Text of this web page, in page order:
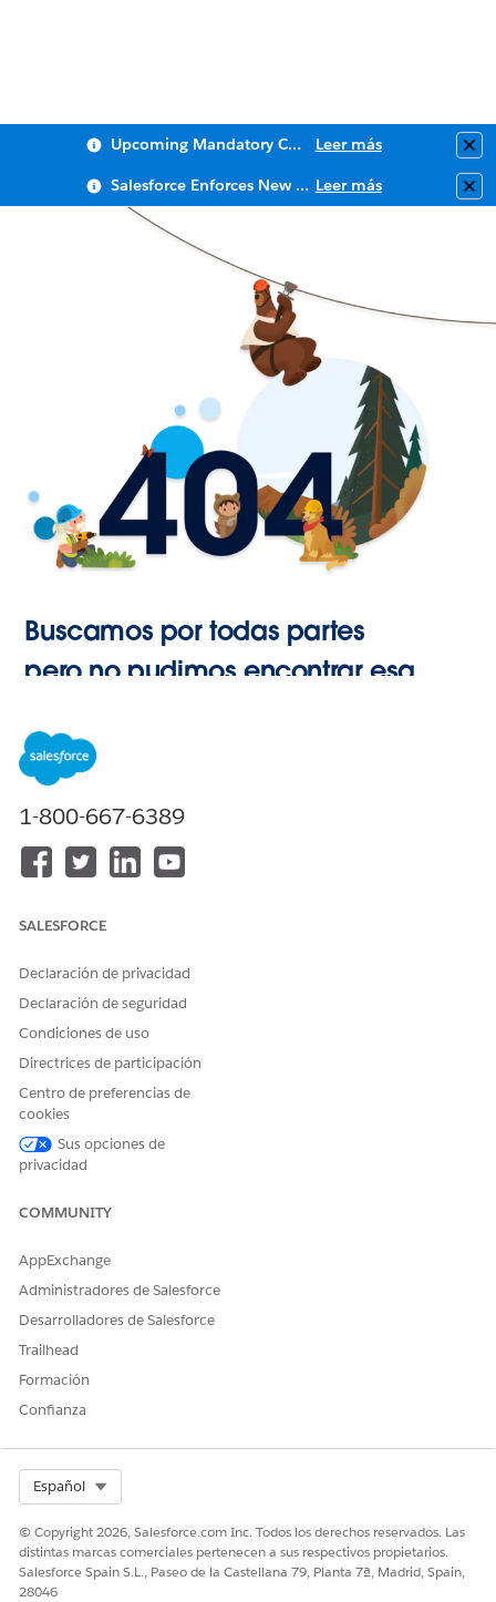
Upcoming Mandatory Changes to Public Key Infrastructure (PKI) Leer más
Salesforce Enforces New Security Requirements in Summer 2026 Leer más
Buscamos por todas partes
pero no pudimos encontrar esa
1-800-667-6389
SALESFORCE
Declaración de privacidad
Declaración de seguridad
Condiciones de uso
Directrices de participación
Centro de preferencias de
cookies
Sus opciones de
privacidad
COMMUNITY
AppExchange
Administradores de Salesforce
Desarrolladores de Salesforce
Trailhead
Formación
Confianza
Español
© Copyright 2026, Salesforce.com Inc. Todos los derechos reservados. Las
distintas marcas comerciales pertenecen a sus respectivos propietarios.
Salesforce Spain S.L., Paseo de la Castellana 79, Planta 7ª, Madrid, Spain,
28046